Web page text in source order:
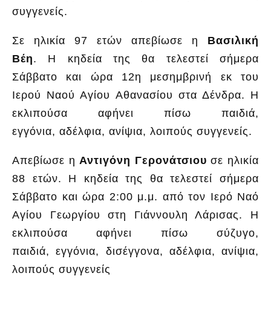
συγγενείς.
Σε ηλικία 97 ετών απεβίωσε η Βασιλική
Βέη. Η κηδεία της θα τελεστεί σήμερα
Σάββατο και ώρα 12η μεσημβρινή εκ του
Ιερού Ναού Αγίου Αθανασίου στα Δένδρα. Η
εκλιπούσα αφήνει πίσω παιδιά,
εγγόνια, αδέλφια, ανίψια, λοιπούς συγγενείς.
Απεβίωσε η Αντιγόνη Γερονάτσιου σε ηλικία
88 ετών. Η κηδεία της θα τελεστεί σήμερα
Σάββατο και ώρα 2:00 μ.μ. από τον Ιερό Ναό
Αγίου Γεωργίου στη Γιάννουλη Λάρισας. Η
εκλιπούσα αφήνει πίσω σύζυγο,
παιδιά, εγγόνια, δισέγγονα, αδέλφια, ανίψια,
λοιπούς συγγενείς